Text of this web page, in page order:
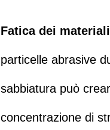
Fatica dei
particelle abrasive
sabbiatura può
concentrazione di